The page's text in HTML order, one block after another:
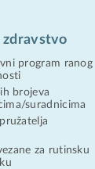
zdravstvo
program ranog
brojeva
suradnicima
za rutinsku